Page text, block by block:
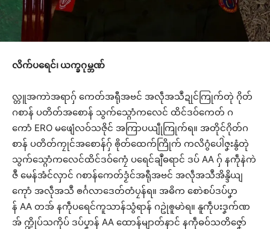
လိက်ပရေင်၊ယက္ခဂုမ္ဘဏ်
လ္တူအကာဲအရာဂှ် ကေတ်အရီုအဗင် အလဵုအသဳဍုင်ကြုက်တုဲ ဂိုတ်
ဂစာန် ပတိတ်အစောန် သွက်သ္ဂောံကလေင် ထိင်ဒဝ်ကေတ် ဂ
ကောံ ERO မဖျေံလဝ်သဇိုင် အကြာပယျဵုကြုက်ရ။ အတိုင်ဂိုတ်ဂ
စာန် ပတိတ်ကၠုင်အစောန်ဂှ် ၜိုတ်ထေက်ကြိုက် ကလိဂွံပေါဲဇၞးနွံတုဲ
သွက်သ္ဂောံကလေင်ထိင်ဒဝ်ကၠေံ ပရေင်ချဳဓရာင် ဒပ် AA ဂှ် နကဵုနဲကဲ
ဇဳ မေန်အံင်လှာင် ဂစာန်ကေတ်ဒၟံင်အရီုအဗင် အလဵုအသဳအိန္ဒိယျ
ကေုာံ အလဵုအသဳ ၜင်္ဂလာဒေတ်တံပၠန်ရ။ အဓိက စောဲစပ်ဒပ်ပၞာ
န် AA တအ် နကဵုပရေင်ကူသာန်သွံရာန် ဂဥုဲၜူမာဲရ။ နူကဵုပးဒၞက်ဏ
အ် က္ဍိုပ်သကိုပ် ဒပ်ပၞာန် AA ထောန်မျာတ်နာင် နကဵုဓဝ်သတိဇၞော်